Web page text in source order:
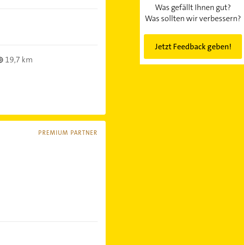
19,7 km
PREMIUM PARTNER
Was gefällt Ihnen gut?
Was sollten wir verbessern?
Jetzt Feedback geben!